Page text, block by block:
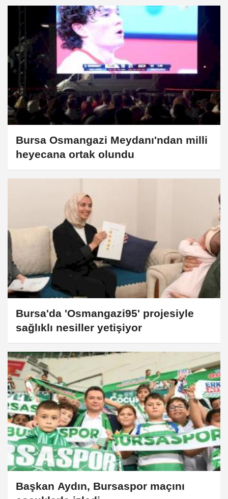
Bursa Osmangazi Meydanı'ndan milli
heyecana ortak olundu
Bursa'da 'Osmangazi95' projesiyle
sağlıklı nesiller yetişiyor
Başkan Aydın, Bursaspor maçını